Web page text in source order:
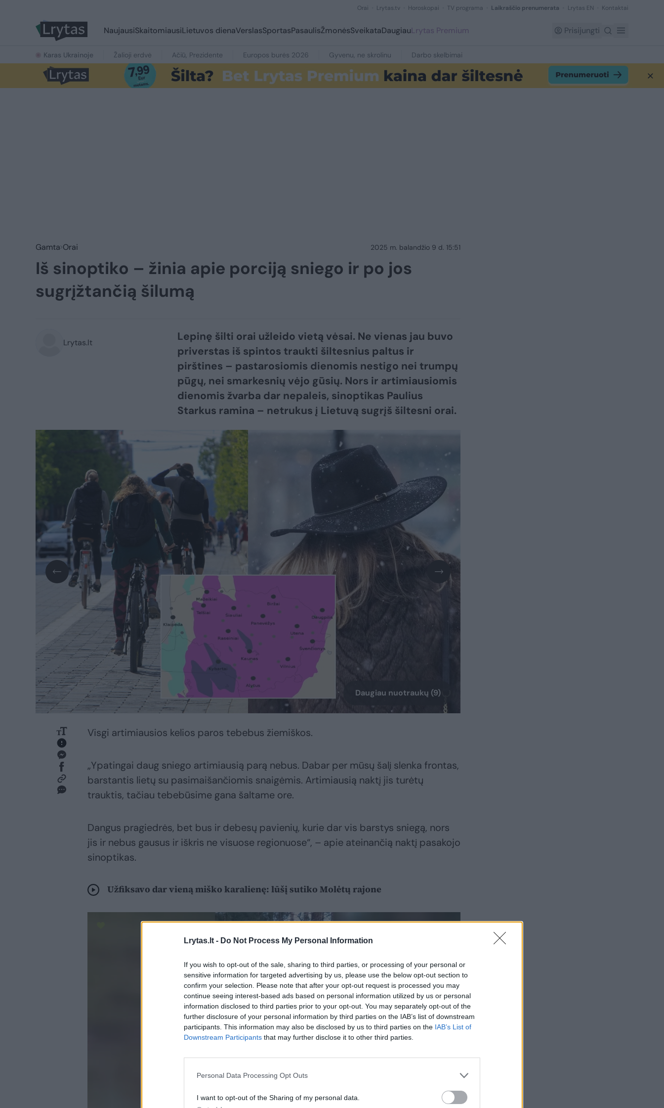
Lrytas.lt - Do Not Process My Personal Information
If you wish to opt-out of the sale, sharing to third parties, or processing of your personal or
sensitive information for targeted advertising by us, please use the below opt-out section to
confirm your selection. Please note that after your opt-out request is processed you may
continue seeing interest-based ads based on personal information utilized by us or personal
information disclosed to third parties prior to your opt-out. You may separately opt-out of the
further disclosure of your personal information by third parties on the IAB’s list of downstream
participants. This information may also be disclosed by us to third parties on the IAB’s List of
Downstream Participants that may further disclose it to other third parties.
Personal Data Processing Opt Outs
I want to opt-out of the Sharing of my personal data.
Orai Lrytas.tv Horoskopai TV programa Laikraščio prenumerata Lrytas EN Kontaktai
NaujausiSkaitomiausiLietuvos dienaVerslasSportasPasaulisŽmonėsSveikataDaugiauLrytas Premium Prisijungti
Karas Ukrainoje Žalioji erdvė Ačiū, Prezidente Europos burės 2026 Gyvenu, ne skrolinu Darbo skelbimai
Gamta Orai 2025 m. balandžio 9 d. 15:51
Iš sinoptiko – žinia apie porciją sniego ir po jos
sugrįžtančią šilumą
Lrytas.lt
​Lepinę šilti orai užleido vietą vėsai. Ne vienas jau buvo
priverstas iš spintos traukti šiltesnius paltus ir
pirštines – pastarosiomis dienomis nestigo nei trumpų
pūgų, nei smarkesnių vėjo gūsių. Nors ir artimiausiomis
dienomis žvarba dar nepaleis, sinoptikas Paulius
Starkus ramina – netrukus į Lietuvą sugrįš šiltesni orai.
Daugiau nuotraukų (9)
Visgi artimiausios kelios paros tebebus žiemiškos.
„Ypatingai daug sniego artimiausią parą nebus. Dabar per mūsų šalį slenka frontas,
barstantis lietų su pasimaišančiomis snaigėmis. Artimiausią naktį jis turėtų
trauktis, tačiau tebebūsime gana šaltame ore.
Dangus pragiedrės, bet bus ir debesų pavienių, kurie dar vis barstys sniegą, nors
jis ir nebus gausus ir iškris ne visuose regionuose“, – apie ateinančią naktį pasakojo
sinoptikas.
Užfiksavo dar vieną miško karalienę: lūšį sutiko Molėtų rajone